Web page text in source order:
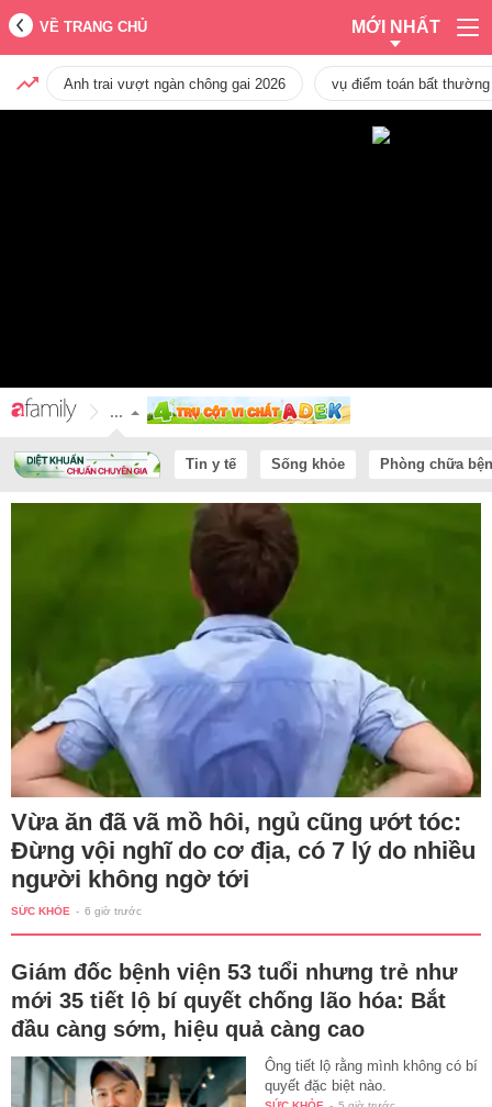
VỀ TRANG CHỦ MỚI NHẤT
Anh trai vượt ngàn chông gai 2026 vụ điểm toán bất
...
Tin y tế Sống khỏe Phòng chữa
Vừa ăn đã vã mồ hôi, ngủ cũng ướt tóc:
Đừng vội nghĩ do cơ địa, có 7 lý do nhiều
người không ngờ tới
SỨC KHỎE - 6 giờ trước
Giám đốc bệnh viện 53 tuổi nhưng trẻ như
mới 35 tiết lộ bí quyết chống lão hóa: Bắt
đầu càng sớm, hiệu quả càng cao
Ông tiết lộ rằng mình không có bí
quyết đặc biệt nào.